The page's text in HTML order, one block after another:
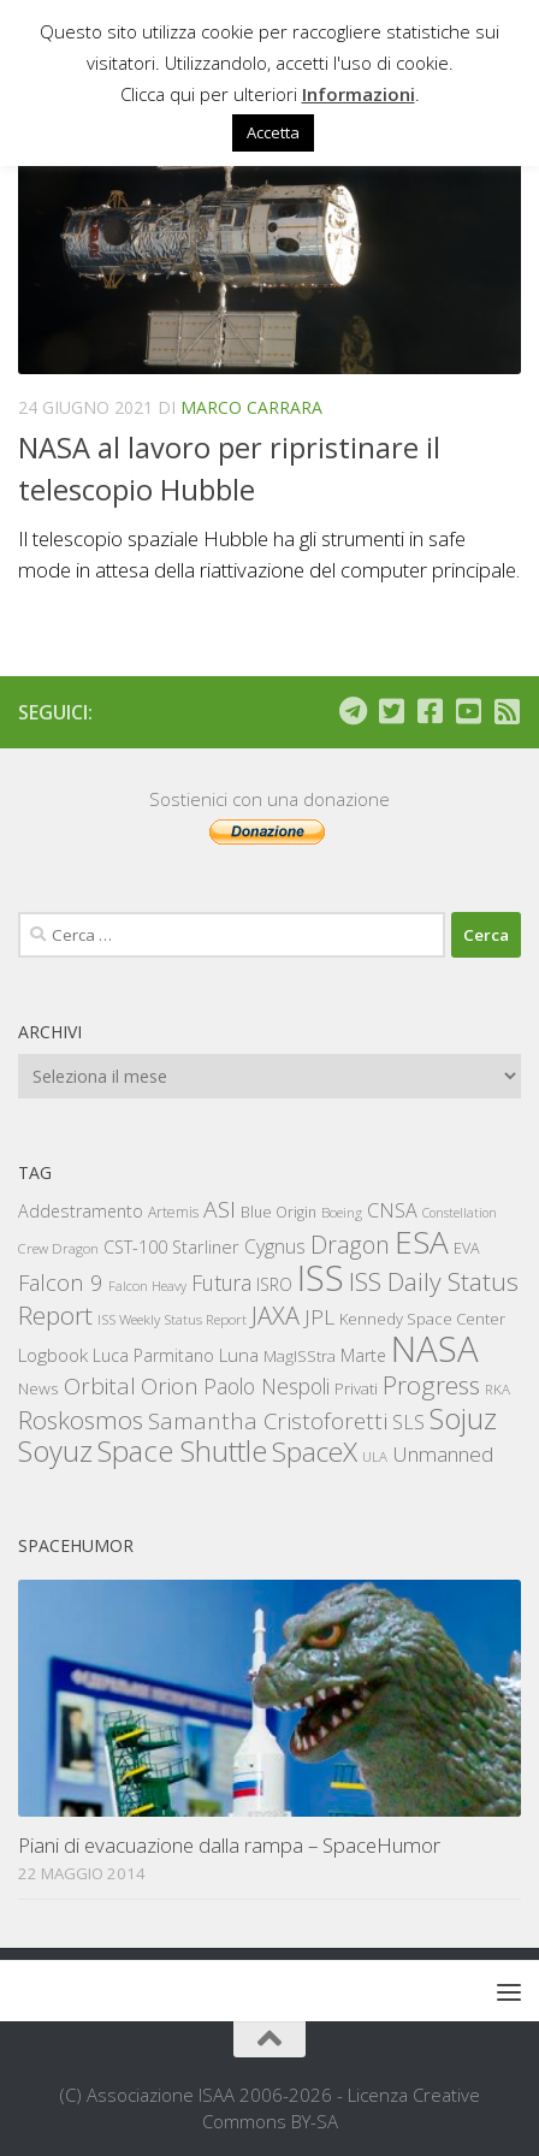
Sotto il contenuto
MEMORIA COMPUTER
24 GIUGNO 2021 DI MARCO CARRARA
NASA al lavoro per ripristinare il
telescopio Hubble
Il telescopio spaziale Hubble ha gli strumenti in safe
mode in attesa della riattivazione del computer principale.
SEGUICI:
Sostienici con una donazione
Ricerca
per:
ARCHIVI
Archivi
TAG
Addestramento Artemis ASI Blue Origin Boeing CNSA Constellation
Crew Dragon CST-100 Starliner Cygnus Dragon ESA EVA
Falcon 9 Falcon Heavy Futura ISRO ISS ISS Daily Status
Report ISS Weekly Status Report JAXA JPL Kennedy Space Center
Logbook Luca Parmitano Luna MagISStra Marte NASA
News Orbital Orion Paolo Nespoli Privati Progress RKA
Roskosmos Samantha Cristoforetti SLS Sojuz
SoyuzSpace ShuttleSpaceX ULA Unmanned
SPACEHUMOR
Piani di evacuazione dalla rampa – SpaceHumor
22 MAGGIO 2014
(C) Associazione ISAA 2006-2026 - Licenza Creative
Commons BY-SA
Questo sito utilizza cookie per raccogliere statistiche sui
visitatori. Utilizzandolo, accetti l'uso di cookie.
Clicca qui per ulteriori Informazioni
Accetta